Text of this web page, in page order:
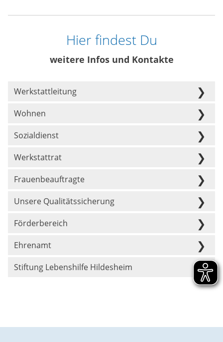
Hier findest Du
weitere Infos und Kontakte
Werkstattleitung
Wohnen
Sozialdienst
Werkstattrat
Frauenbeauftragte
Unsere Qualitätssicherung
Förderbereich
Ehrenamt
Stiftung Lebenshilfe Hildesheim